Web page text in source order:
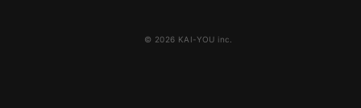
© 2026 KAI-YOU inc.